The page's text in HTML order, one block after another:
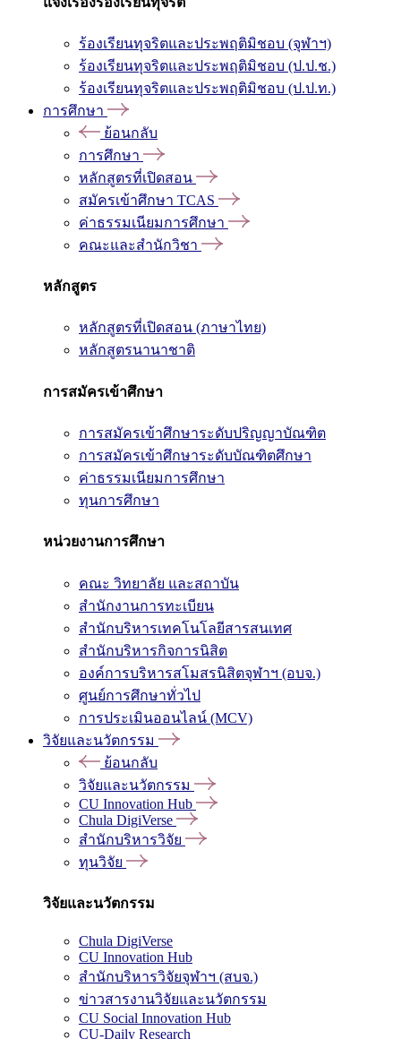
ร้องเรียนทุจริตและประพฤติมิชอบ (จุฬาฯ)
ร้องเรียนทุจริตและประพฤติมิชอบ (ป.ป.ช.)
ร้องเรียนทุจริตและประพฤติมิชอบ (ป.ป.ท.)
การศึกษา
ย้อนกลับ
การศึกษา
หลักสูตรที่เปิดสอน
สมัครเข้าศึกษา TCAS
ค่าธรรมเนียมการศึกษา
คณะและสำนักวิชา
หลักสูตร
หลักสูตรที่เปิดสอน (ภาษาไทย)
หลักสูตรนานาชาติ
การสมัครเข้าศึกษา
การสมัครเข้าศึกษาระดับปริญญาบัณฑิต
การสมัครเข้าศึกษาระดับบัณฑิตศึกษา
ค่าธรรมเนียมการศึกษา
ทุนการศึกษา
หน่วยงานการศึกษา
คณะ วิทยาลัย และสถาบัน
สำนักงานการทะเบียน
สำนักบริหารเทคโนโลยีสารสนเทศ
สำนักบริหารกิจการนิสิต
องค์การบริหารสโมสรนิสิตจุฬาฯ (อบจ.)
ศูนย์การศึกษาทั่วไป
การประเมินออนไลน์ (MCV)
วิจัยและนวัตกรรม
ย้อนกลับ
วิจัยและนวัตกรรม
CU Innovation Hub
Chula DigiVerse
สำนักบริหารวิจัย
ทุนวิจัย
วิจัยและนวัตกรรม
Chula DigiVerse
CU Innovation Hub
สำนักบริหารวิจัยจุฬาฯ (สบจ.)
ข่าวสารงานวิจัยและนวัตกรรม
CU Social Innovation Hub
CU-Daily Research